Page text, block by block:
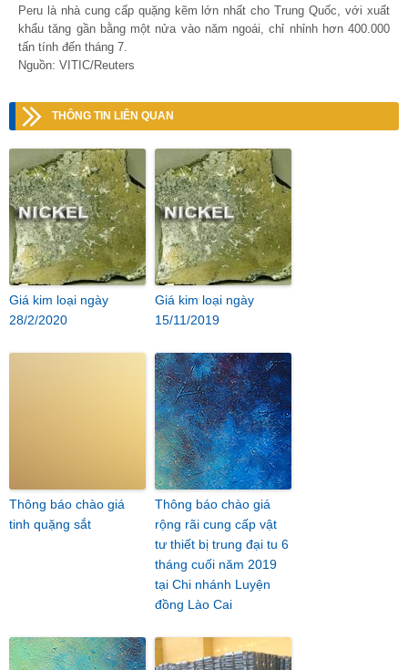
Peru là nhà cung cấp quặng kẽm lớn nhất cho Trung Quốc, với xuất
khẩu tăng gần bằng một nửa vào năm ngoái, chỉ nhỉnh hơn 400.000
tấn tính đến tháng 7.
Nguồn: VITIC/Reuters
THÔNG TIN LIÊN QUAN
Giá kim loại ngày
28/2/2020
Giá kim loại ngày
15/11/2019
Thông báo chào giá
tinh quặng sắt
Thông báo chào giá
rộng rãi cung cấp vật
tư thiết bị trung đại tu 6
tháng cuối năm 2019
tại Chi nhánh Luyện
đồng Lào Cai